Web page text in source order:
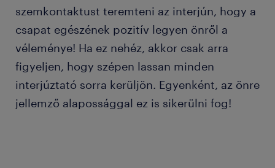
szemkontaktust teremteni az interjún, hogy a
csapat egészének pozitív legyen önről a
véleménye! Ha ez nehéz, akkor csak arra
figyeljen, hogy szépen lassan minden
interjúztató sorra kerüljön. Egyenként, az önre
jellemző alapossággal ez is sikerülni fog!